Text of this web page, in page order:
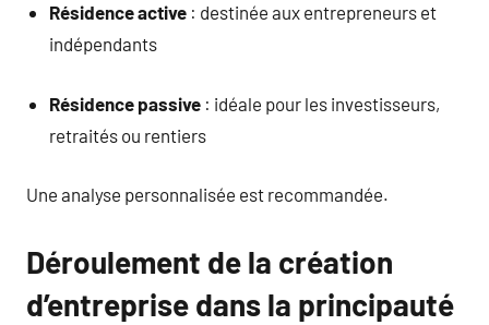
Résidence active : destinée aux entrepreneurs et
indépendants
Résidence passive : idéale pour les investisseurs,
retraités ou rentiers
Une analyse personnalisée est recommandée.
Déroulement de la création
d’entreprise dans la principauté